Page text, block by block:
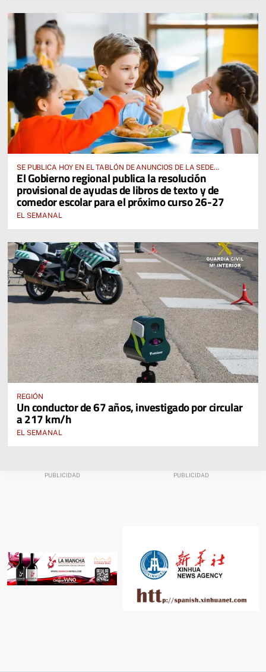
SE PUBLICA HOY EN EL TABLÓN DE ANUNCIOS DE LA SEDE
ELECTRÓNICA DE LA JUNTA DE COMUNIDADES Y EN EL PORTAL DE
EDUCACIÓN DE CASTILLA-LA MANCHA
El Gobierno regional publica la resolución
provisional de ayudas de libros de texto y de
comedor escolar para el próximo curso 26-27
EL SEMANAL
REGIÓN
Un conductor de 67 años, investigado por circular
a 217 km/h
EL SEMANAL